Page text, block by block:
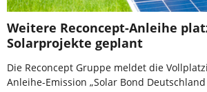
Weitere Reconcept-Anleihe
Solarprojekte geplant
Die Reconcept Gruppe meldet die
Anleihe-Emission „Solar Bond Deutschland